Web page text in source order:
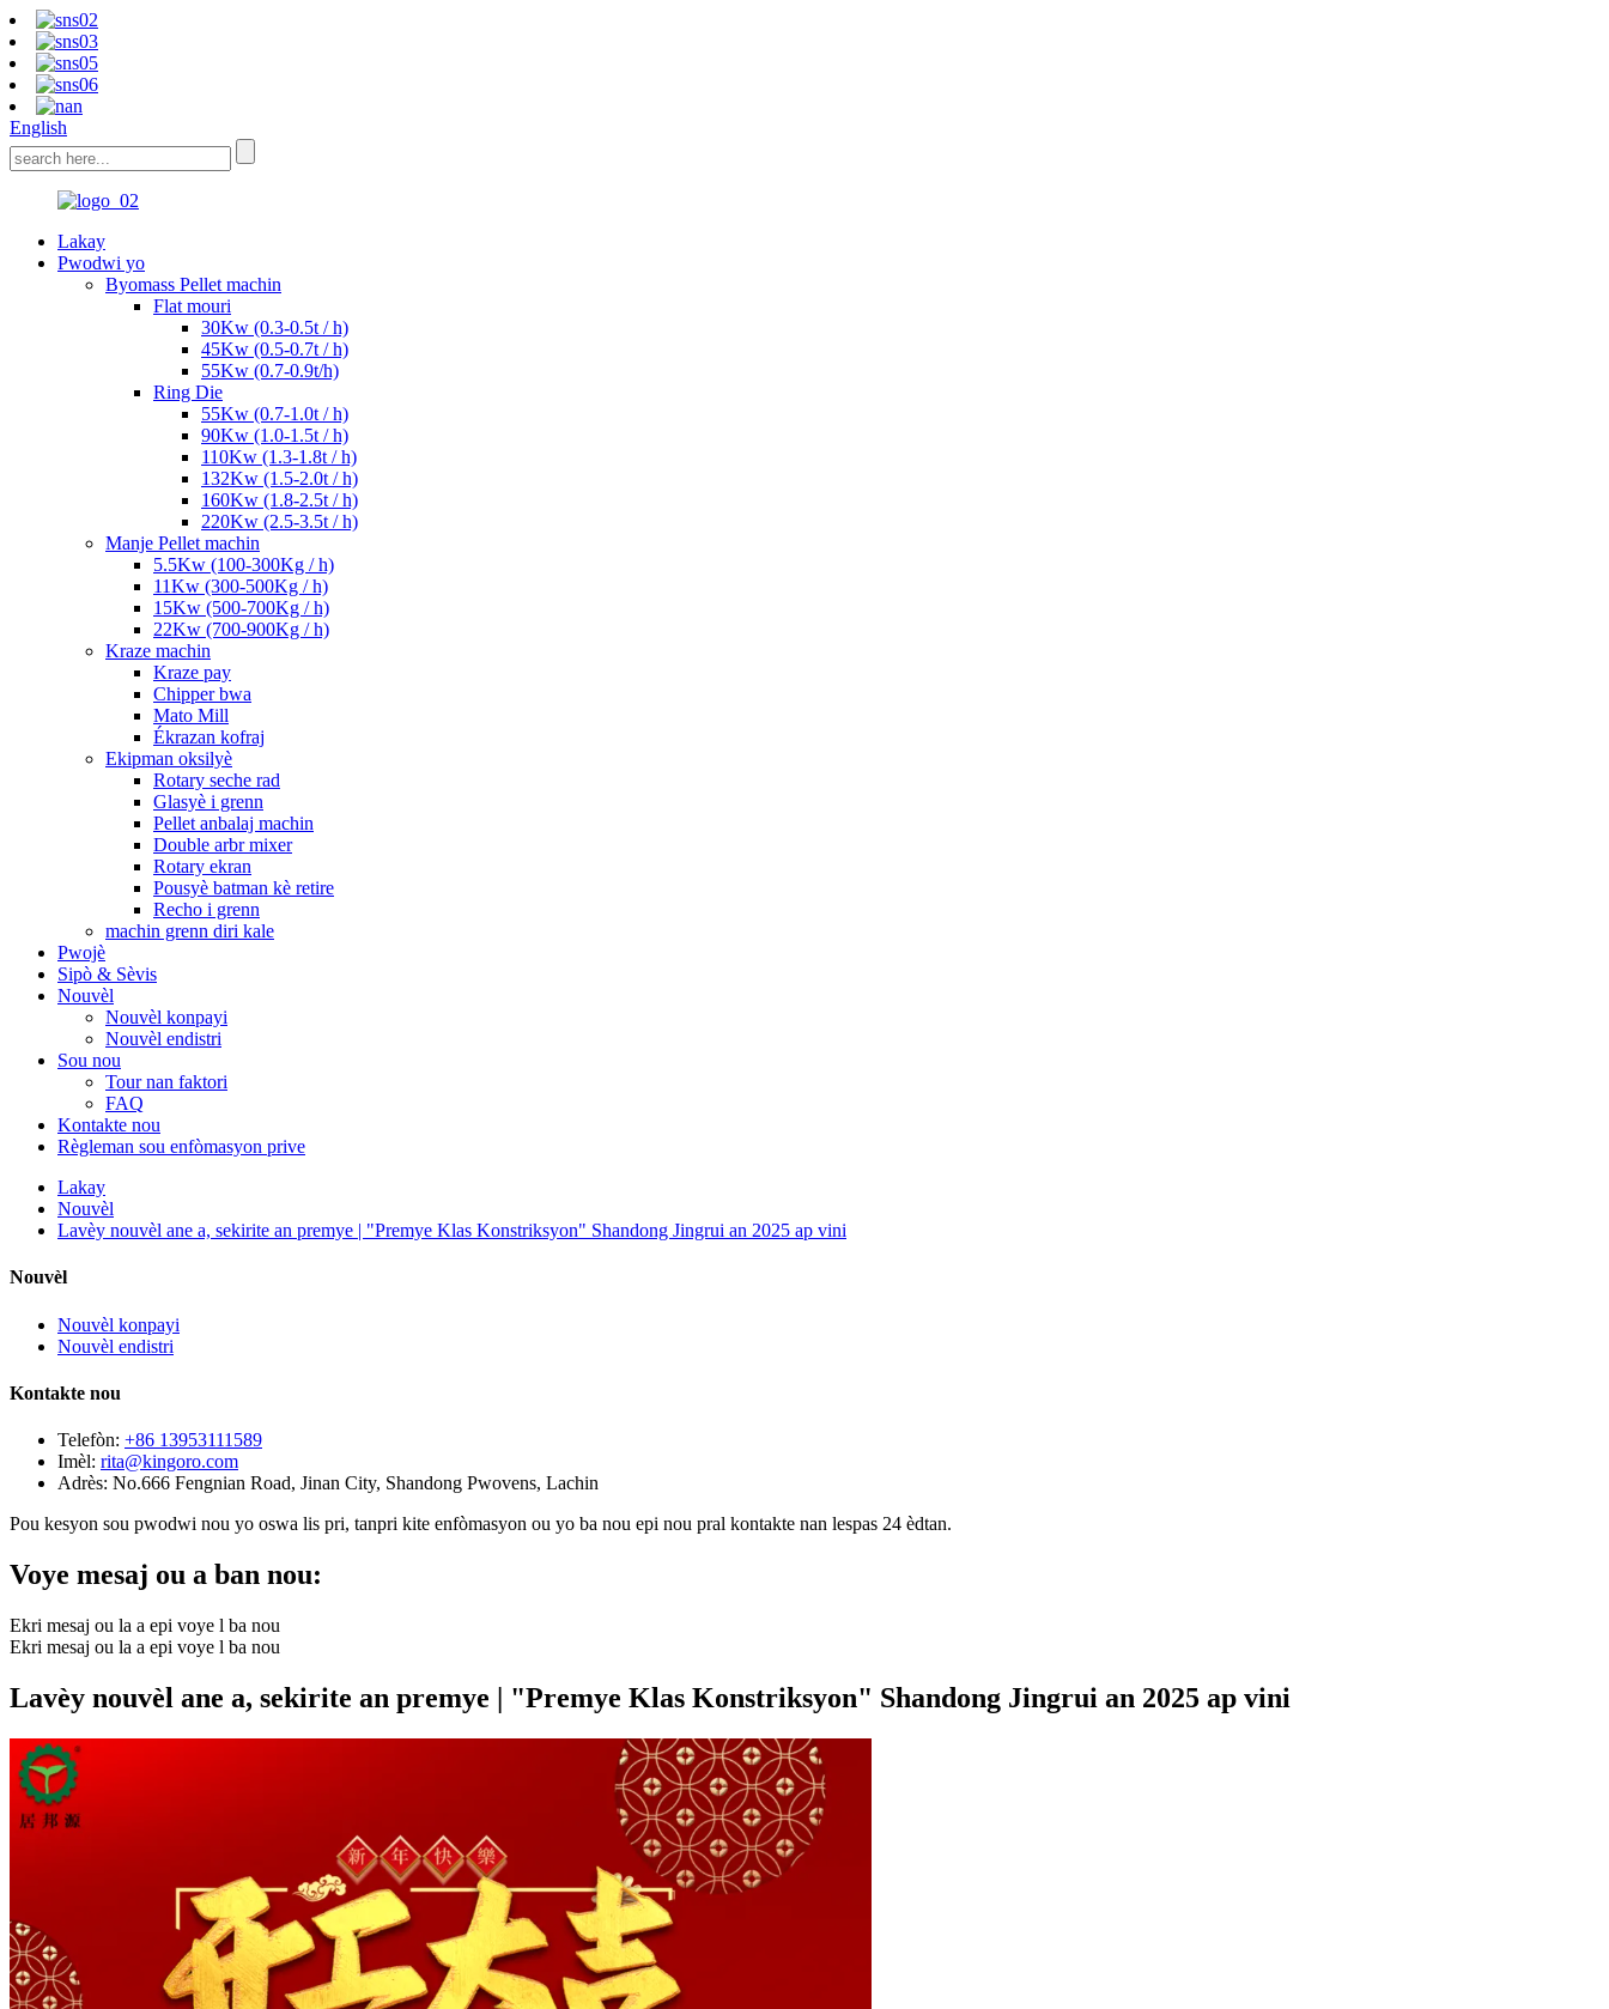
English
Lakay
Pwodwi yo
Byomass Pellet machin
Flat mouri
30Kw (0.3-0.5t / h)
45Kw (0.5-0.7t / h)
55Kw (0.7-0.9t/h)
Ring Die
55Kw (0.7-1.0t / h)
90Kw (1.0-1.5t / h)
110Kw (1.3-1.8t / h)
132Kw (1.5-2.0t / h)
160Kw (1.8-2.5t / h)
220Kw (2.5-3.5t / h)
Manje Pellet machin
5.5Kw (100-300Kg / h)
11Kw (300-500Kg / h)
15Kw (500-700Kg / h)
22Kw (700-900Kg / h)
Kraze machin
Kraze pay
Chipper bwa
Mato Mill
Ékrazan kofraj
Ekipman oksilyè
Rotary seche rad
Glasyè i grenn
Pellet anbalaj machin
Double arbr mixer
Rotary ekran
Pousyè batman kè retire
Recho i grenn
machin grenn diri kale
Pwojè
Sipò & Sèvis
Nouvèl
Nouvèl konpayi
Nouvèl endistri
Sou nou
Tour nan faktori
FAQ
Kontakte nou
Règleman sou enfòmasyon prive
Lakay
Nouvèl
Lavèy nouvèl ane a, sekirite an premye | "Premye Klas Konstriksyon" Shandong Jingrui an 2025 ap vini
Nouvèl
Nouvèl konpayi
Nouvèl endistri
Kontakte nou
Telefòn: +86 13953111589
Imèl: rita@kingoro.com
Adrès: No.666 Fengnian Road, Jinan City, Shandong Pwovens, Lachin
Pou kesyon sou pwodwi nou yo oswa lis pri, tanpri kite enfòmasyon ou yo ba nou epi nou pral kontakte nan lespas 24 èdtan.
Voye mesaj ou a ban nou:
Ekri mesaj ou la a epi voye l ba nou
Ekri mesaj ou la a epi voye l ba nou
Lavèy nouvèl ane a, sekirite an premye | "Premye Klas Konstriksyon" Shandong Jingrui an 2025 ap vini